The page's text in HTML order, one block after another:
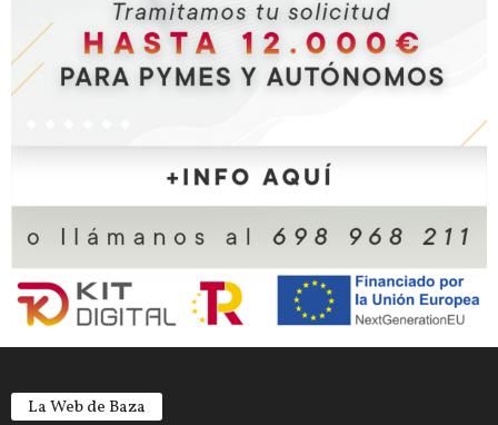
La Web de Baza